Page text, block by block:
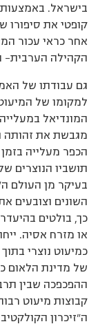
בישראל.
קופטי את סיפורו
אחר כראי עכור
הקהילה הערבית–
גם עבודתו של
למקומו של
המונדיאל
מגבשת את זהותה
הכפר מעלייה
תושביו הנוצרים
בעיקר מן העולם
השונים וצובעים
כך, בולטים
או מזרח אסיה.
כמיעוט נוצרי
של מדינת הלאום
ההפכפכה שבין
קבוצות מיעוט
ה”זיכרון